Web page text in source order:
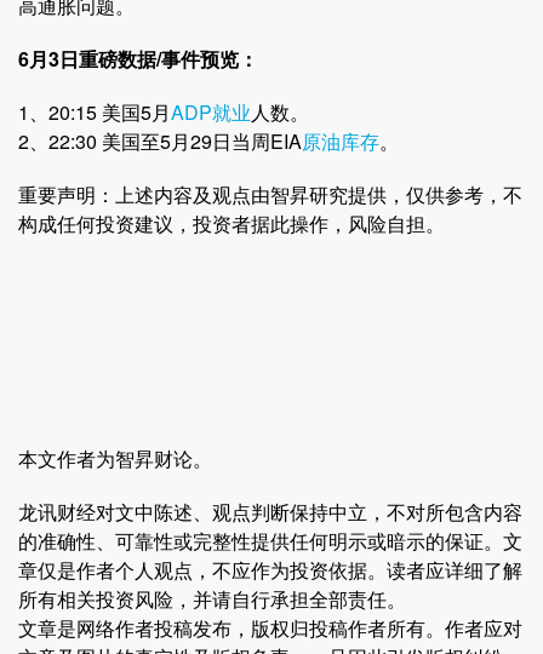
高通胀问题。
6月3日重磅数据/事件预览：
1、20:15 美国5月ADP就业人数。
2、22:30 美国至5月29日当周EIA原油库存。
重要声明：上述内容及观点由智昇研究提供，仅供参考，不
构成任何投资建议，投资者据此操作，风险自担。
本文作者为智昇财论。
龙讯财经对文中陈述、观点判断保持中立，不对所包含内容
的准确性、可靠性或完整性提供任何明示或暗示的保证。文
章仅是作者个人观点，不应作为投资依据。读者应详细了解
所有相关投资风险，并请自行承担全部责任。
文章是网络作者投稿发布，版权归投稿作者所有。作者应对